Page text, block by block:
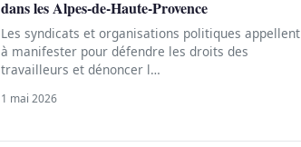
dans les Alpes-de-Haute-Provence
Les syndicats et organisations politiques appellent
à manifester pour défendre les droits des
travailleurs et dénoncer l…
1 mai 2026